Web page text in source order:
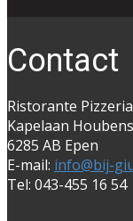
Co​ntact
Ristorante
Kapelaan
6285 AB Epen
E-mail: info@bij-
Tel: 043-455 16 54